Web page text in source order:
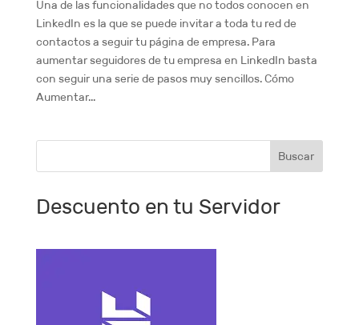
Una de las funcionalidades que no todos conocen en
LinkedIn es la que se puede invitar a toda tu red de
contactos a seguir tu página de empresa. Para
aumentar seguidores de tu empresa en LinkedIn basta
con seguir una serie de pasos muy sencillos. Cómo
Aumentar...
Descuento en tu Servidor